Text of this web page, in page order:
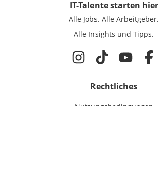
IT-Talentestarten hier
Alle Jobs. Alle Arbeitgeber.
Alle Insights und Tipps.
Rechtliches
Nutzungsbedingungen